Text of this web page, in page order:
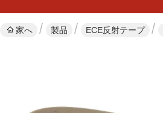
家へ 製品 ECE反射テープ